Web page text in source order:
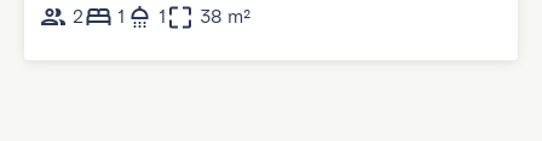
2
1 1 38 m²